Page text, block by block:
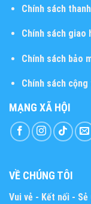
Chính sách
Chính sách giao
Chính sách bảo
Chính sách
MẠNG XÃ HỘI
VỀ CHÚNG TÔI
Vui vẻ - Kết nối - Sẻ